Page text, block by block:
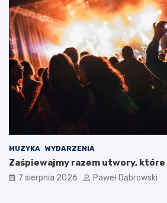
z
y
m
n
a
l
e
ż
ę
t
a
y
j
s
k
a
e
d
u
w
j
.
MUZYKA WYDARZENIA
Zaśpiewajmy razem utwory, które
7 sierpnia 2026 Paweł Dąbrowski